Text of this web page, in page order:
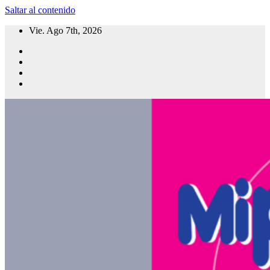
Saltar al contenido
Vie. Ago 7th, 2026